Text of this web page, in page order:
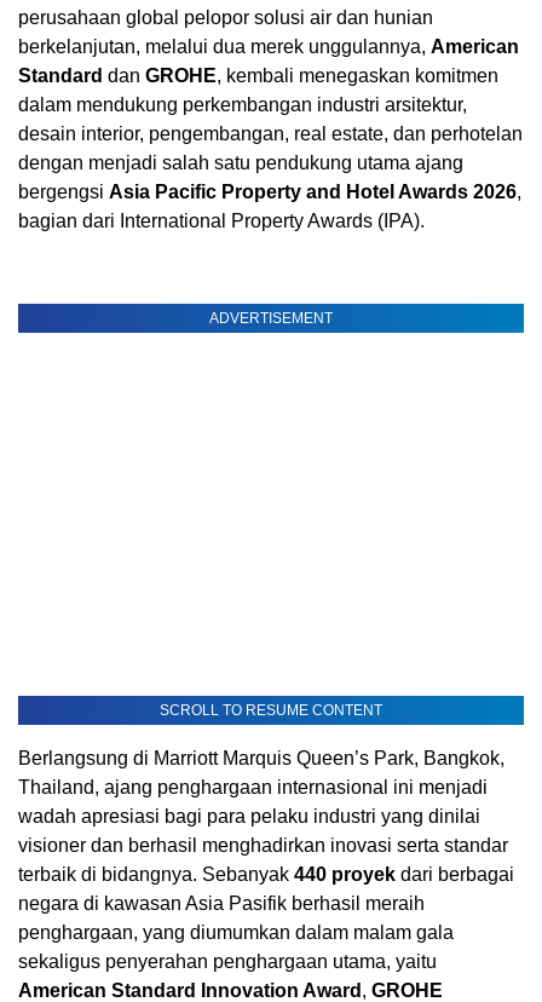
perusahaan global pelopor solusi air dan hunian
berkelanjutan, melalui dua merek unggulannya, American
Standard dan GROHE, kembali menegaskan komitmen
dalam mendukung perkembangan industri arsitektur,
desain interior, pengembangan, real estate, dan perhotelan
dengan menjadi salah satu pendukung utama ajang
bergengsi Asia Pacific Property and Hotel Awards 2026,
bagian dari International Property Awards (IPA).
ADVERTISEMENT
SCROLL TO RESUME CONTENT
Berlangsung di Marriott Marquis Queen’s Park, Bangkok,
Thailand, ajang penghargaan internasional ini menjadi
wadah apresiasi bagi para pelaku industri yang dinilai
visioner dan berhasil menghadirkan inovasi serta standar
terbaik di bidangnya. Sebanyak 440 proyek dari berbagai
negara di kawasan Asia Pasifik berhasil meraih
penghargaan, yang diumumkan dalam malam gala
sekaligus penyerahan penghargaan utama, yaitu
American Standard Innovation Award , GROHE